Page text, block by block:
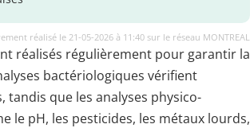
réalisé le 21-05-2026 à 11:40 sur le réseau MONTREAL
réalisés régulièrement pour garantir la
bactériologiques vérifient
que les analyses physico-
le pH, les pesticides, les métaux lourds,